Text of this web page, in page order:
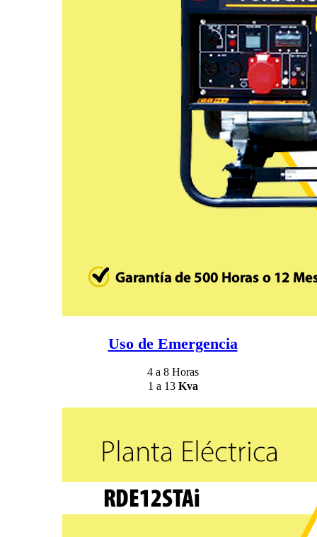
Uso de Emergencia
4 a 8 Horas
1 a 13 Kva